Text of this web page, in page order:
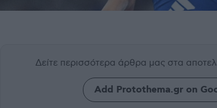
Δείτε περισσότερα άρθρα μας στα
Add Protothema.gr on